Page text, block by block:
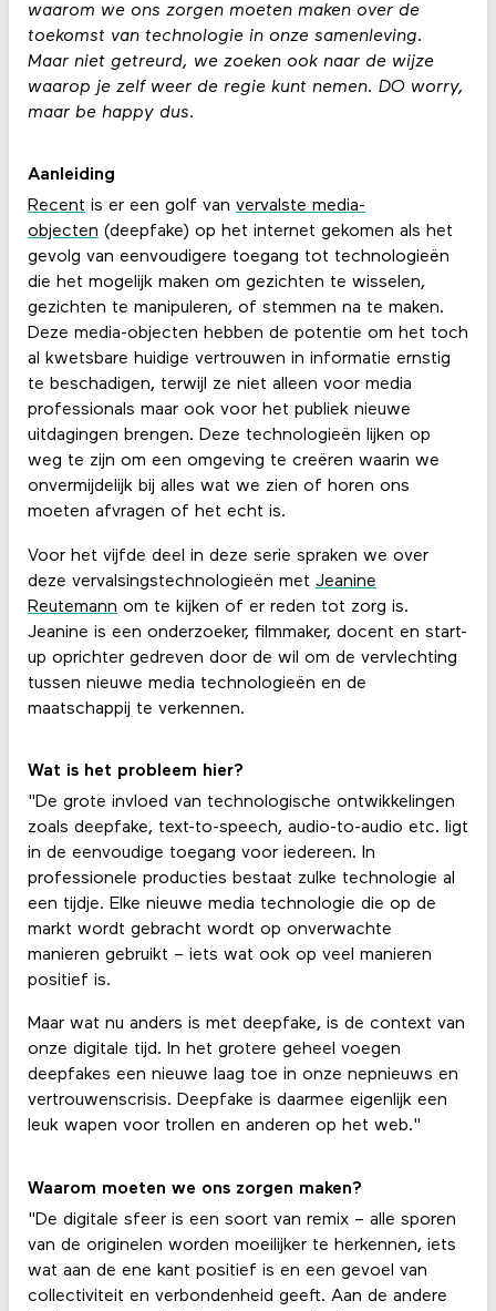
waarom we ons zorgen moeten maken over de
toekomst van technologie in onze samenleving.
Maar niet getreurd, we zoeken ook naar de wijze
waarop je zelf weer de regie kunt nemen. DO worry,
maar be happy dus.
Aanleiding
Recent is er een golf van vervalste media-
objecten (deepfake) op het internet gekomen als het
gevolg van eenvoudigere toegang tot technologieën
die het mogelijk maken om gezichten te wisselen,
gezichten te manipuleren, of stemmen na te maken.
Deze media-objecten hebben de potentie om het toch
al kwetsbare huidige vertrouwen in informatie ernstig
te beschadigen, terwijl ze niet alleen voor media
professionals maar ook voor het publiek nieuwe
uitdagingen brengen. Deze technologieën lijken op
weg te zijn om een omgeving te creëren waarin we
onvermijdelijk bij alles wat we zien of horen ons
moeten afvragen of het echt is.
Voor het vijfde deel in deze serie spraken we over
deze vervalsingstechnologieën met Jeanine
Reutemann om te kijken of er reden tot zorg is.
Jeanine is een onderzoeker, filmmaker, docent en start-
up oprichter gedreven door de wil om de vervlechting
tussen nieuwe media technologieën en de
maatschappij te verkennen.
Wat is het probleem hier?
"De grote invloed van technologische ontwikkelingen
zoals deepfake, text-to-speech, audio-to-audio etc. ligt
in de eenvoudige toegang voor iedereen. In
professionele producties bestaat zulke technologie al
een tijdje. Elke nieuwe media technologie die op de
markt wordt gebracht wordt op onverwachte
manieren gebruikt – iets wat ook op veel manieren
positief is.
Maar wat nu anders is met deepfake, is de context van
onze digitale tijd. In het grotere geheel voegen
deepfakes een nieuwe laag toe in onze nepnieuws en
vertrouwenscrisis. Deepfake is daarmee eigenlijk een
leuk wapen voor trollen en anderen op het web."
Waarom moeten we ons zorgen maken?
"De digitale sfeer is een soort van remix – alle sporen
van de originelen worden moeilijker te herkennen, iets
wat aan de ene kant positief is en een gevoel van
collectiviteit en verbondenheid geeft. Aan de andere